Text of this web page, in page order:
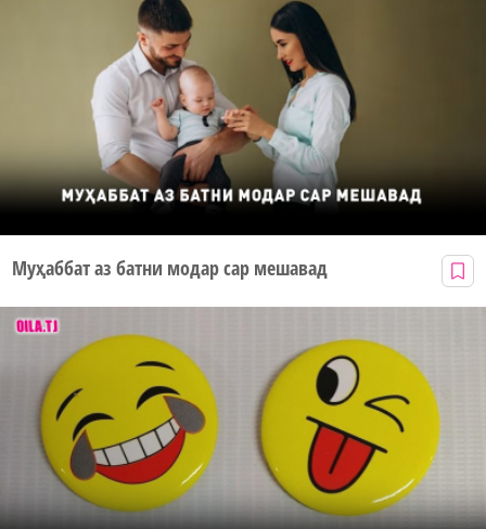
Муҳаббат аз батни модар сар мешавад